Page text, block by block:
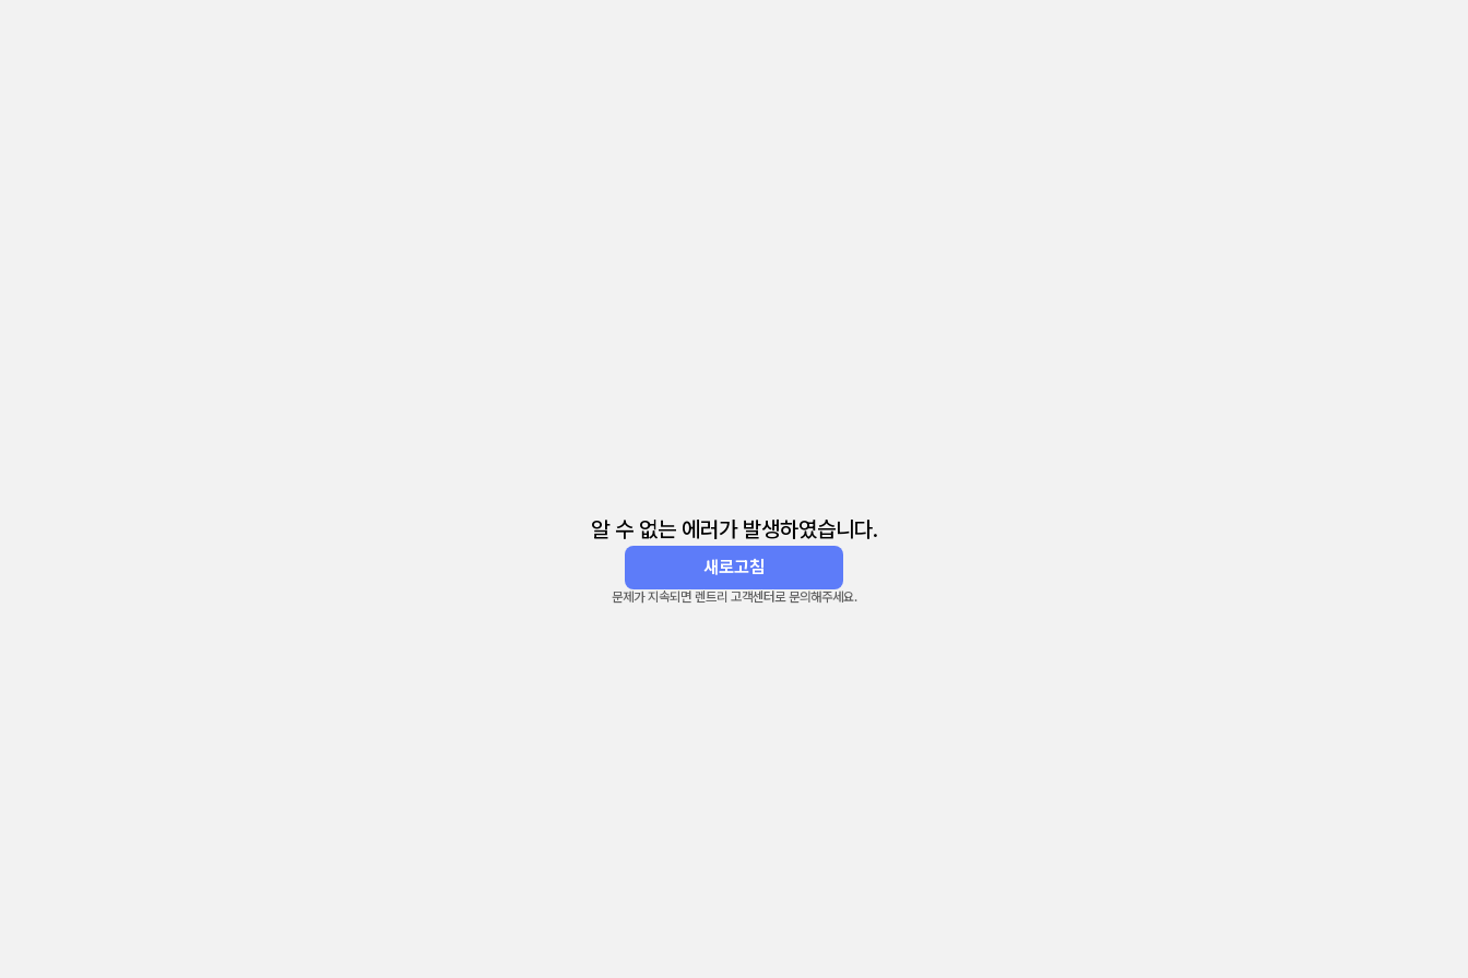
알 수 없는 에러가 발생하였습니다.
새로고침
문제가 지속되면 렌트리 고객센터로 문의해주세요.